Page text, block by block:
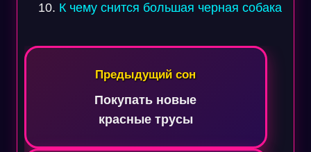
К чему снится большая черная собака
Навигация
Предыдущий сон
Покупать новые
красные трусы